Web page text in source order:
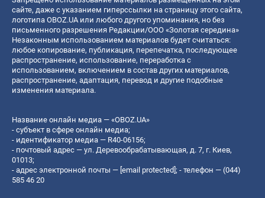
сайте, даже с указанием гиперссылки на страницу этого сайта,
логотипа OBOZ.UA или любого другого упоминания, но без
письменного разрешения Редакции/ООО «Золотая середина»
Незаконным использованием материалов будет считаться:
любое копирование, публикация, перепечатка, последующее
распространение, использование, переработка с
использованием, включением в состав других материалов,
распространение, адаптация, перевод и другие подобные
изменения материала.
Название онлайн медиа — «OBOZ.UA»
- субъект в сфере онлайн медиа;
- идентификатор медиа — R40-06156;
- почтовый адрес — ул. Деревообрабатывающая, д. 7, г. Киев,
01013;
- адрес электронной почты — [email protected]; - телефон — (044)
585 46 20